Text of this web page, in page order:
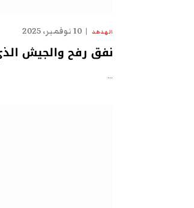
الهدهد 10 نوفمبر، 2025
نفق رفح والجيش
…